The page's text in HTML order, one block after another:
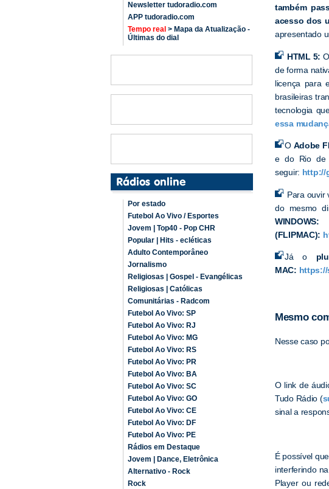
Newsletter tudoradio.com
APP tudoradio.com
Tempo real > Mapa da Atualização -
Últimas do dial
Por estado
Futebol Ao Vivo / Esportes
Jovem | Top40 - Pop CHR
Popular | Hits - ecléticas
Adulto Contemporâneo
Jornalismo
Religiosas | Gospel - Evangélicas
Religiosas | Católicas
Comunitárias - Radcom
Futebol Ao Vivo: SP
Futebol Ao Vivo: RJ
Futebol Ao Vivo: MG
Futebol Ao Vivo: RS
Futebol Ao Vivo: PR
Futebol Ao Vivo: BA
Futebol Ao Vivo: SC
Futebol Ao Vivo: GO
Futebol Ao Vivo: CE
Futebol Ao Vivo: DF
Futebol Ao Vivo: PE
Rádios em Destaque
Jovem | Dance, Eletrônica
Alternativo - Rock
Rock
também
acesso dos
apresentado
HTML 5:
de forma
licença para
brasileiras
tecnologia
essa
O Adobe
e do Rio de
seguir: http://
Para ouvir
do mesmo
(FLIPMAC):
Já o
MAC:
Mesmo
Nesse caso
O link de
Tudo Rádio (
sinal a
É possível
interferindo
Player ou